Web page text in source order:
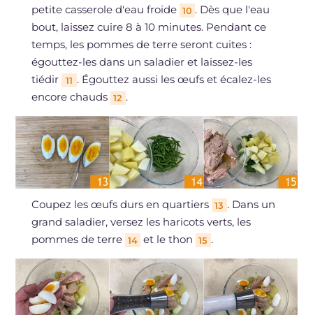
petite casserole d'eau froide 10 . Dès que l'eau
bout, laissez cuire 8 à 10 minutes. Pendant ce
temps, les pommes de terre seront cuites :
égouttez-les dans un saladier et laissez-les
tiédir
11 . Égouttez aussi les œufs et écalez-les
encore chauds 12 .
Coupez les œufs durs en quartiers 13 . Dans un
grand saladier, versez les haricots verts, les
pommes de terre 14 et le thon 15 .